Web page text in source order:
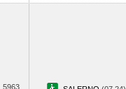
5963